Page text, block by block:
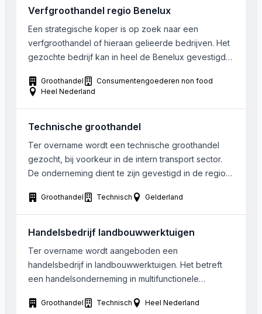
Verfgroothandel regio Benelux
Een strategische koper is op zoek naar een
verfgroothandel of hieraan gelieerde bedrijven. Het
gezochte bedrijf kan in heel de Benelux gevestigd
5.000.000. Dit is echter niet noodzakelijk
Groothandel
Consumentengoederen non food
Heel Nederland
Technische groothandel
Ter overname wordt een technische groothandel
gezocht, bij voorkeur in de intern transport sector.
De onderneming dient te zijn gevestigd in de regio
werkzaam.
Groothandel Technisch Gelderland
Handelsbedrijf landbouwwerktuigen
Ter overname wordt aangeboden een
handelsbedrijf in landbouwwerktuigen. Het betreft
een handelsonderneming in multifunctionele
bemestingstechnieken zoals mengmesttanken en
Groothandel Technisch Heel Nederland